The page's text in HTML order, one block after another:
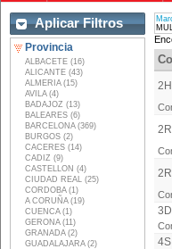
Aplicar Filtros
Provincia
ALBACETE (16)
ALICANTE (43)
ALMERIA (15)
AVILA (4)
BADAJOZ (13)
BALEARES (6)
BARCELONA (369)
BURGOS (2)
CACERES (14)
CADIZ (9)
CASTELLON (4)
CIUDAD REAL (25)
CORDOBA (1)
A CORUÑA (19)
CUENCA (1)
GERONA (11)
GRANADA (2)
GUADALAJARA (2)